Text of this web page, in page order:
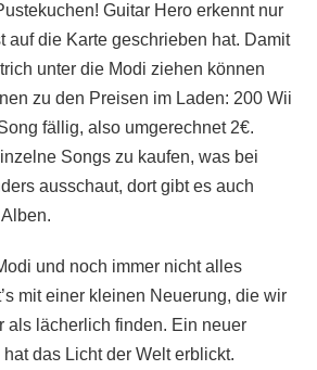
Guitar Hero erkennt nur
auf die Karte geschrieben hat. Damit
unter die Modi ziehen können
zu den Preisen im Laden: 200 Wii
fällig, also umgerechnet 2€.
Songs zu kaufen, was bei
ausschaut, dort gibt es auch
und noch immer nicht alles
mit einer kleinen Neuerung, die wir
als lächerlich finden. Ein neuer
das Licht der Welt erblickt.